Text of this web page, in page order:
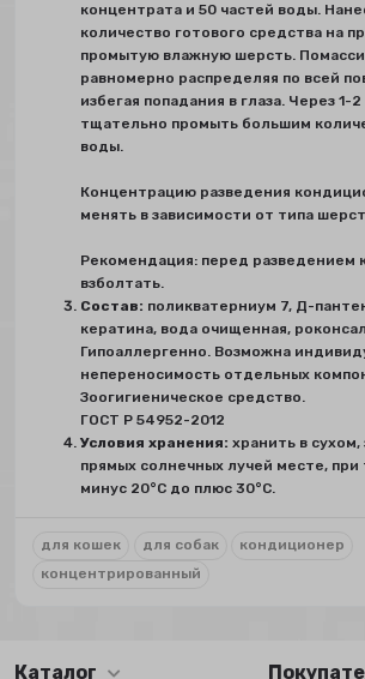
концентрата и 50 частей воды.
количество готового средства на
промытую влажную шерсть.
равномерно распределяя по всей
избегая попадания в глаза. Через 1-
тщательно промыть большим
воды.
Концентрацию разведения
менять в зависимости от типа
Рекомендация: перед разведением
взболтать.
Состав: поликватерниум 7, Д-
кератина, вода очищенная,
Гипоаллергенно. Возможна
непереносимость отдельных
Зоогигиеническое средство.
ГОСТ Р 54952-2012
Условия хранения: хранить в
прямых солнечных лучей месте, при
минус 20°С до плюс 30°С.
для кошек для собак
кондиционер
концентрированный
Каталог